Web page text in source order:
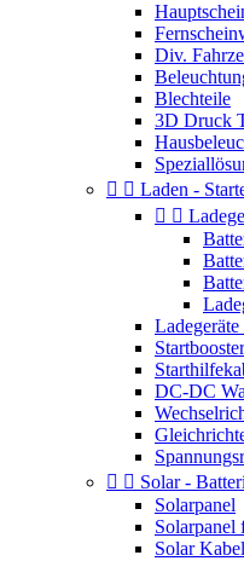
Div.
Blechteile
3D Druck
  Laden -
 
Startbooster
DC-DC
  Solar -
Solarpanel
Solarpanel
Solar